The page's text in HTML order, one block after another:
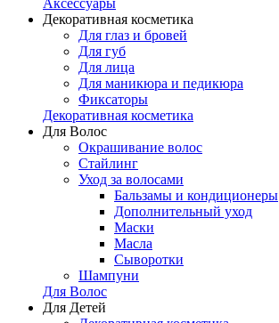
Аксессуары
Декоративная косметика
Для глаз и бровей
Для губ
Для лица
Для маникюра и педикюра
Фиксаторы
Декоративная косметика
Для Волос
Окрашивание волос
Стайлинг
Уход за волосами
Бальзамы и кондиционеры
Дополнительный уход
Маски
Масла
Сыворотки
Шампуни
Для Волос
Для Детей